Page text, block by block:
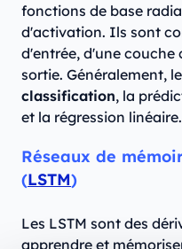
fonctions de base
d'activation. Ils sont
d'entrée, d'une couche
sortie. Généralement,
classification, la
et la régression linéaire.
Réseaux de
(LSTM)
Les LSTM sont des
apprendre et